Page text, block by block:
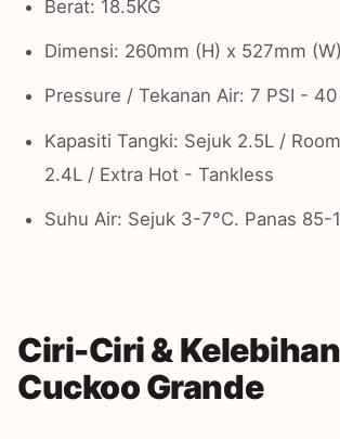
Berat: 18.5KG
Dimensi: 260mm (H) x 527mm
Pressure / Tekanan Air: 7 PSI - 40
Kapasiti Tangki: Sejuk 2.5L /
2.4L / Extra Hot - Tankless
Suhu Air: Sejuk 3-7°C. Panas 85-
Ciri-Ciri & Kelebihan
Cuckoo Grande